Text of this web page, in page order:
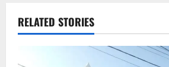
RELATED STORIES